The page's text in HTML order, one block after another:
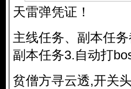
天雷弹凭证！
主线任务、副本任
副本任务3.自动打
贫僧方寻云透,开关